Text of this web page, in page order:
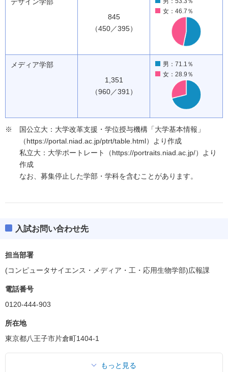
845
（450／395）
女：46.7％
メディア学部
1,351
（960／391）
男：71.1％
女：28.9％
国公立大：大学改革支援・学位授与機構「大学基本情報」
（https://portal.niad.ac.jp/ptrt/table.html）より作成
私立大：大学ポートレート（https://portraits.niad.ac.jp/）より
作成
なお、募集停止した学部・学科を含むことがあります。
入試お問い合わせ先
担当部署
(コンピュータサイエンス・メディア・工・応用生物学部)広報課
電話番号
0120-444-903
所在地
東京都八王子市片倉町1404-1
もっと見る